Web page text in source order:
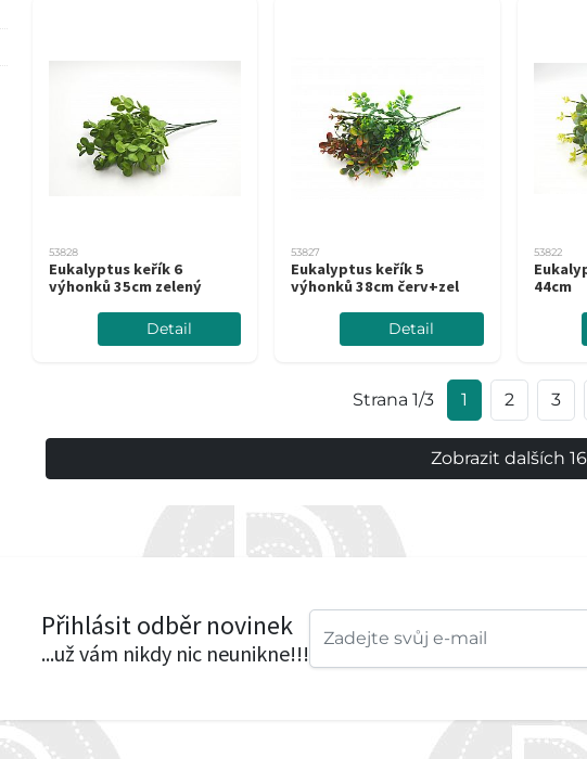
53828
Eukalyptus keřík 6
výhonků 35cm zelený
Detail
53827
Eukalyptus keřík 5
výhonků 38cm červ+zel
Detail
53822
44cm
Strana 1/3 1 2 3
Zobrazit dalších 16
Přihlásit odběr novinek
...už vám nikdy nic neunikne!!!